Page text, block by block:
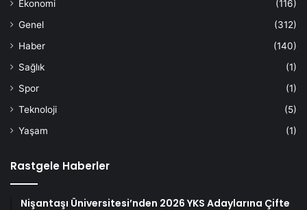
Ekonomi
(116)
Genel
(312)
Haber
(140)
Sağlık
(1)
Spor
(1)
Teknoloji
(5)
Yaşam
(1)
Rastgele Haberler
Nişantaşı Üniversitesi’nden 2026 YKS Adaylarına Çifte